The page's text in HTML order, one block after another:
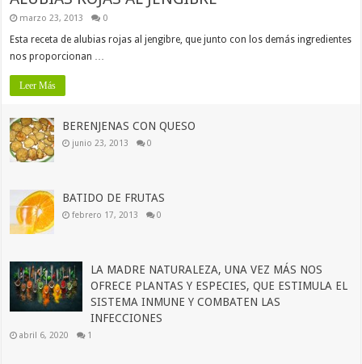
marzo 23, 2013 0
Esta receta de alubias rojas al jengibre, que junto con los demás ingredientes
nos proporcionan …
Leer Más
BERENJENAS CON QUESO
junio 23, 2013 0
BATIDO DE FRUTAS
febrero 17, 2013 0
LA MADRE NATURALEZA, UNA VEZ MÁS NOS
OFRECE PLANTAS Y ESPECIES, QUE ESTIMULA EL
SISTEMA INMUNE Y COMBATEN LAS
INFECCIONES
abril 6, 2020 1